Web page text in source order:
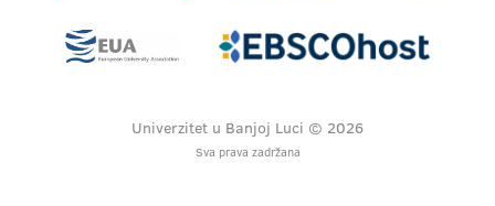
Univerzitet u Banjoj Luci © 2026
Sva prava zadržana